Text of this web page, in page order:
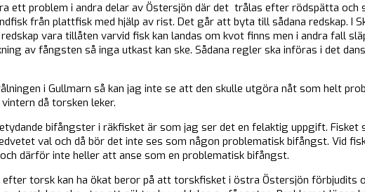
ett problem i andra delar av Östersjön där det trålas efter rödspätta och
från plattfisk med hjälp av rist. Det går att byta till sådana redskap. I
vara tillåten varvid fisk kan landas om kvot finns men i andra fall
av fångsten så inga utkast kan ske. Sådana regler ska införas i det
i Gullmarn så kan jag inte se att den skulle utgöra nåt som helt
då torsken leker.
bifångster i räkfisket är som jag ser det en felaktig uppgift.
val och då bör det inte ses som någon problematisk bifångst. Vid
därför inte heller att anse som en problematisk bifångst.
torsk kan ha ökat beror på att torskfisket i östra Östersjön förbjudits